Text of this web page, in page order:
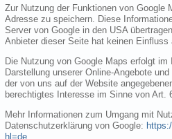
Zur Nutzung der Funktionen von Google
Adresse zu speichern. Diese
Server von Google in den USA
Anbieter dieser Seite hat keinen Einfluss
Die Nutzung von Google Maps erfolgt
Darstellung unserer Online-Angebote
der von uns auf der Website
berechtigtes Interesse im Sinne von Art.
Mehr Informationen zum Umgang mit
Datenschutzerklärung von Google:
hl=de